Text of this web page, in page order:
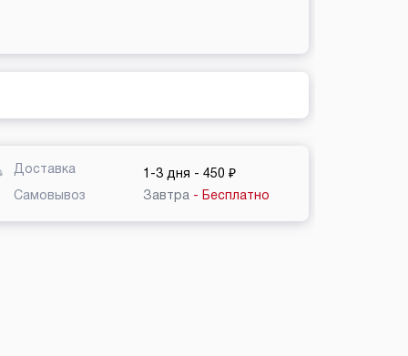
Доставка 1-3 дня - 450 ₽
Самовывоз
Завтра - Бесплатно